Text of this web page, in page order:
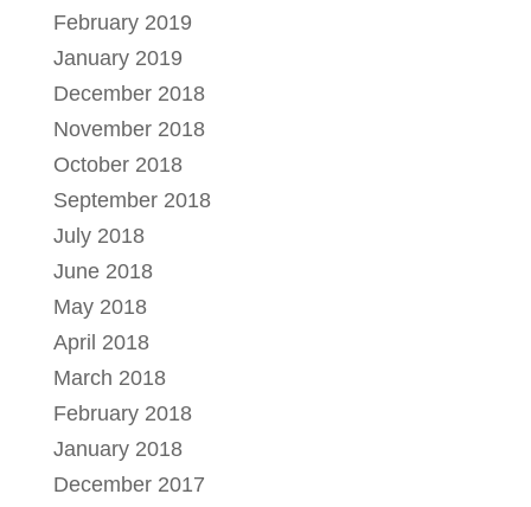
February 2019
January 2019
December 2018
November 2018
October 2018
September 2018
July 2018
June 2018
May 2018
April 2018
March 2018
February 2018
January 2018
December 2017